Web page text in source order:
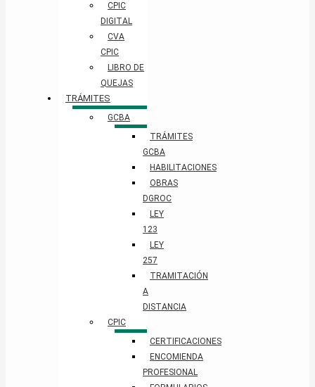
CPIC
DIGITAL
CVA
CPIC
LIBRO DE
QUEJAS
TRÁMITES
GCBA
TRÁMITES
GCBA
HABILITACIONES
OBRAS
DGROC
LEY
123
LEY
257
TRAMITACIÓN
A
DISTANCIA
CPIC
CERTIFICACIONES
ENCOMIENDA
PROFESIONAL